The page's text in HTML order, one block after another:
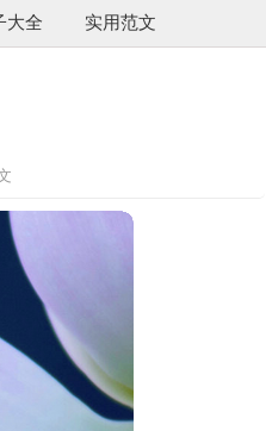
大全 实用范文